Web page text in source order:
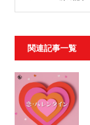
関連記事一覧